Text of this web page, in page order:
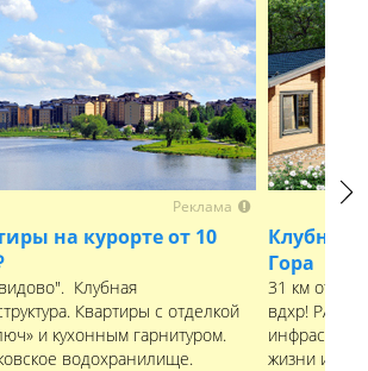
Реклама
на курорте от 10
Клубная
Квартиры с отделкой
и кухонным гарнитуром.
водохранилище.
Клубный
Гора
31 км от
вдхр!
жизни и